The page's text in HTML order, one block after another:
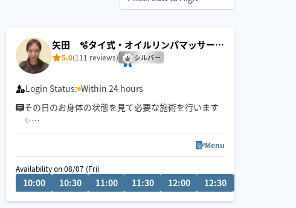
13:30 14:00 14:30 15:00 15:30
矢田 🫧タイ式・オイルリンパマッサー
ジ・もみほぐし
5.0(111 reviews) シルバー
Login Status: Within 24 hours
その日のお身体の状態を見て必要な施術を行います
✨
からだの芯までゆるめる施術が得意です！
・9:00〜17:30までご予約可能です。
・温かく大きい手でゆったりとほぐしま す
・脚のだるさ、肩の重さへの施術が得意！
Menu
Availability on 08/07 (Fri)
10:00 10:30 11:00 11:30 12:00 12:30